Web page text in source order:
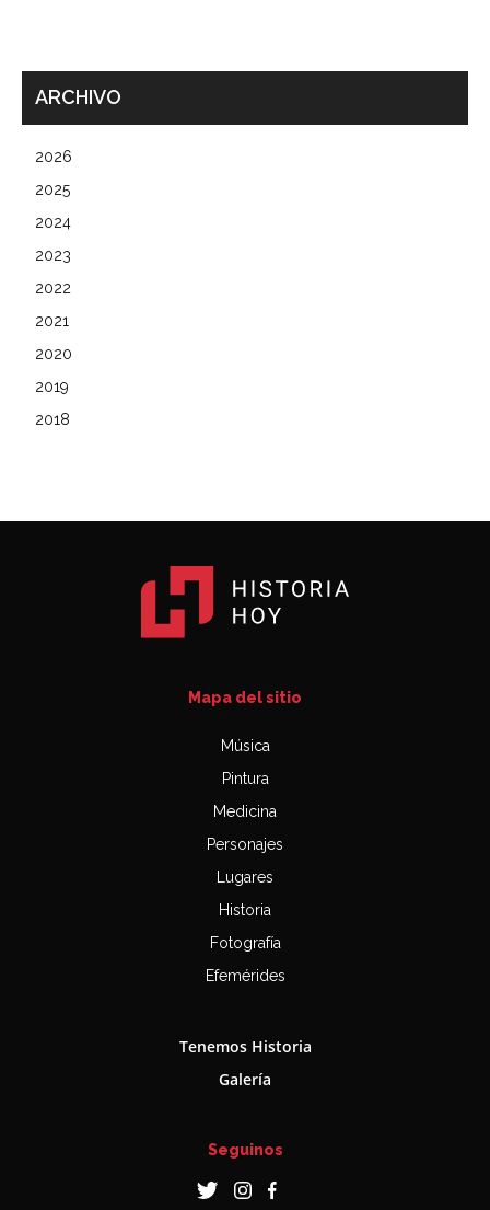
ARCHIVO
2026
2025
2024
2023
2022
2021
2020
2019
2018
Mapa del sitio
Música
Pintura
Medicina
Personajes
Lugares
Historia
Fotografía
Efemérides
Tenemos Historia
Galería
Seguinos